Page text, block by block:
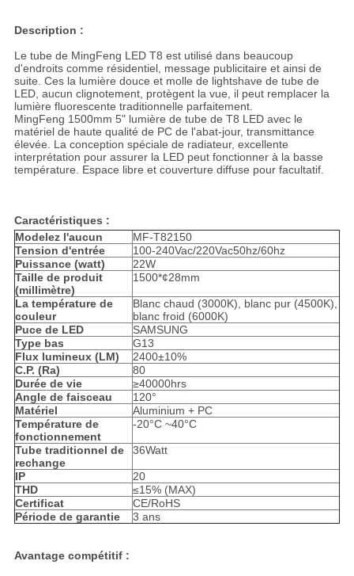
Description :
Le tube de MingFeng LED T8 est utilisé dans beaucoup
d'endroits comme résidentiel, message publicitaire et ainsi de
suite. Ces la lumière douce et molle de lightshave de tube de
LED, aucun clignotement, protègent la vue, il peut remplacer la
lumière fluorescente traditionnelle parfaitement.
MingFeng 1500mm 5" lumière de tube de T8 LED avec le
matériel de haute qualité de PC de l'abat-jour, transmittance
élevée. La conception spéciale de radiateur, excellente
interprétation pour assurer la LED peut fonctionner à la basse
température. Espace libre et couverture diffuse pour facultatif.
Caractéristiques :
Modelez l'aucun
MF-T82150
Tension d'entrée
100-240Vac/220Vac50hz/60hz
Puissance (watt)
22W
Taille de produit
(millimètre)
1500*¢28mm
La température de
couleur
Blanc chaud (3000K), blanc pur (4500K),
blanc froid (6000K)
Puce de LED
SAMSUNG
Type bas
G13
Flux lumineux (LM)
2400±10%
C.P. (Ra)
80
Durée de vie
≥40000hrs
Angle de faisceau
120°
Matériel
Aluminium + PC
Température de
fonctionnement
-20°C ~40°C
Tube traditionnel de
rechange
36Watt
IP
20
THD
≤15% (MAX)
Certificat
CE/RoHS
Période de garantie
3 ans
Avantage compétitif :